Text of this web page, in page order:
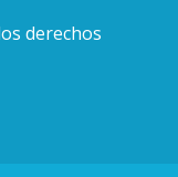
derechos